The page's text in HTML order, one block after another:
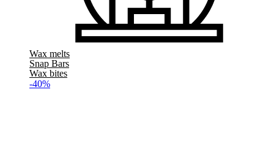
Wax melts
Snap Bars
Wax bites
-40%